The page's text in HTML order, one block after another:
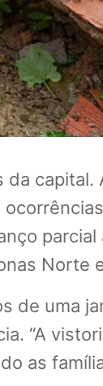
da capital.
parcial
Norte
de uma
“A
as